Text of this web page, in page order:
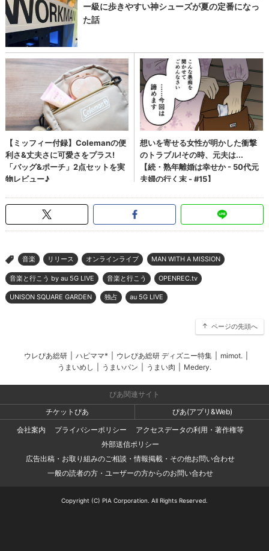
> 音楽 リリース オンラインライブ MAN WITH A MISSION
音楽と行こう by au 5G LIVE 音楽と行こう OPENREC.tv
UNISON SQUARE GARDEN 独占 au 5G LIVE
ページの先頭へ
ウレぴあ総研 ハピママ* ウレぴあ総研 ディズニー特集 mimot.
うまいめし
うまいパン うまい肉 Medery.
ぴあ関連サイト
チケットぴあ
ぴあ(アプリ&Web)
会社案内
プライバシーポリシー
アクセスデータの利用・著作権等
外部送信ポリシー
広告出稿・お取り組みのご相談・情報掲載・その他お問い合わせ
一般の読者の方・ユーザーの方からのお問い合わせ
Copyright (C) PIA Corporation. All Rights Reserved.